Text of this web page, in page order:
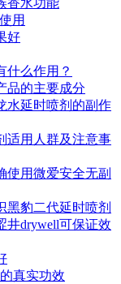
香水功能
用
好
什么作用？
品的主要成分
水延时喷剂的副作
适用人群及注意事
使用微爱安全无副
黑豹二代延时喷剂
井drywell可保证效
真实功效